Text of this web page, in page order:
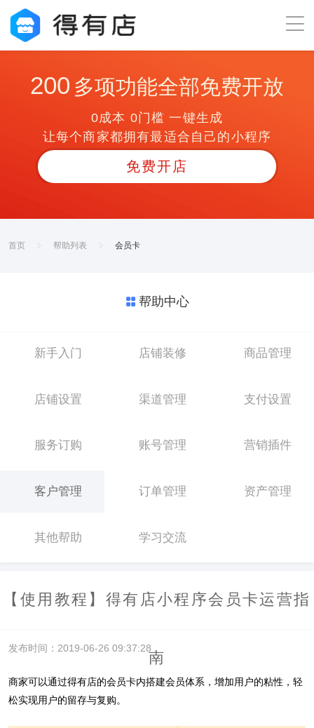
200 多项功能全部免费开放
0成本 0门槛 一键生成
让每个商家都拥有最适合自己的小程序
免费开店
首页 帮助列表 会员卡
帮助中心
新手入门 店铺装修 商品管理
店铺设置 渠道管理 支付设置
服务订购 账号管理 营销插件
客户管理 订单管理 资产管理
其他帮助 学习交流
【使用教程】得有店小程序会员卡运营指
南
发布时间：2019-06-26 09:37:28
商家可以通过得有店的会员卡内搭建会员体系，增加用户的粘性，轻
松实现用户的留存与复购。